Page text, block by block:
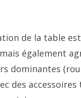
de la table
également
dominantes
des